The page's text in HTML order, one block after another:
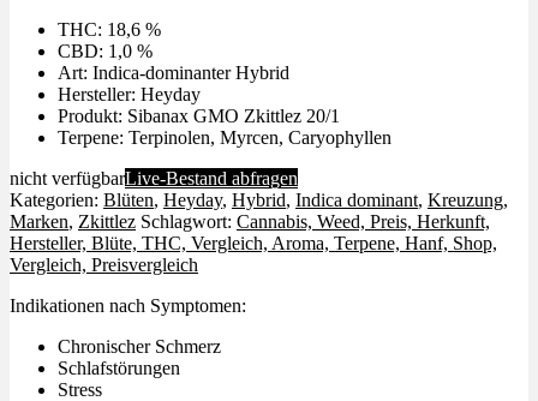
THC: 18,6 %
CBD: 1,0 %
Art: Indica-dominanter Hybrid
Hersteller: Heyday
Produkt: Sibanax GMO Zkittlez 20/1
Terpene: Terpinolen, Myrcen, Caryophyllen
nicht verfügbarLive-Bestand abfragen
Kategorien: Blüten, Heyday, Hybrid, Indica dominant, Kreuzung,
Marken, Zkittlez Schlagwort: Cannabis, Weed, Preis, Herkunft,
Hersteller, Blüte, THC, Vergleich, Aroma, Terpene, Hanf, Shop,
Vergleich, Preisvergleich
Indikationen nach Symptomen:
Chronischer Schmerz
Schlafstörungen
Stress